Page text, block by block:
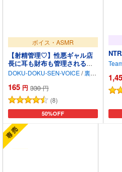
ボイス・ASMR
【射精管理♡】性悪ギャル店
長に耳も財布も管理される♡
逃げ場なしの負け犬メンテナ
DOKU-DOKU-SEN-VOICE/裏ノ裏おもて
165 円 330 円
(8)
50%OFF
カートに追加